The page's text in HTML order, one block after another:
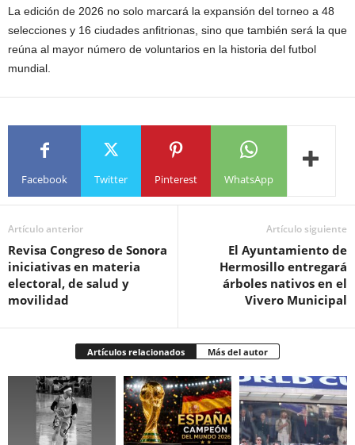
La edición de 2026 no solo marcará la expansión del torneo a 48
selecciones y 16 ciudades anfitrionas, sino que también será la que
reúna al mayor número de voluntarios en la historia del futbol
mundial.
Facebook Twitter Pinterest WhatsApp
Artículo anterior
Revisa Congreso de Sonora
iniciativas en materia
electoral, de salud y
movilidad
Artículo siguiente
El Ayuntamiento de
Hermosillo entregará
árboles nativos en el
Vivero Municipal
Artículos relacionados Más del autor